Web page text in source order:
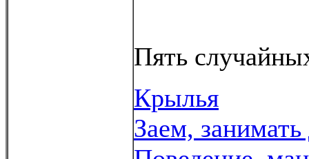
Пять
Крылья
Заем, занимать